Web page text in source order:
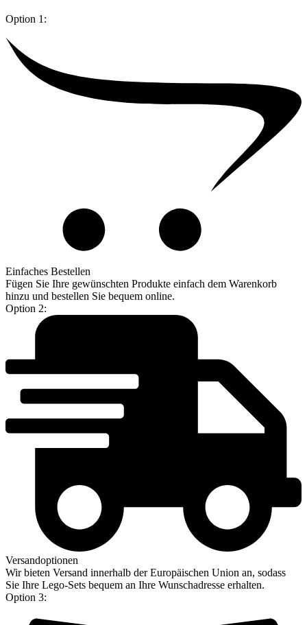
Option 1:
Einfaches Bestellen
Fügen Sie Ihre gewünschten Produkte einfach dem Warenkorb
hinzu und bestellen Sie bequem online.
Option 2:
Versandoptionen
Wir bieten Versand innerhalb der Europäischen Union an, sodass
Sie Ihre Lego-Sets bequem an Ihre Wunschadresse erhalten.
Option 3: